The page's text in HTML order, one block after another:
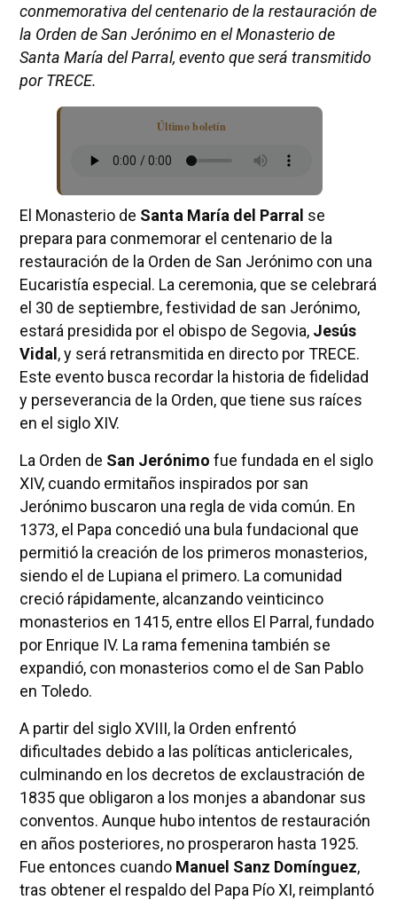
conmemorativa del centenario de la restauración de
la Orden de San Jerónimo en el Monasterio de
Santa María del Parral, evento que será transmitido
por TRECE.
Último boletín
El Monasterio de Santa María del Parral se
prepara para conmemorar el centenario de la
restauración de la Orden de San Jerónimo con una
Eucaristía especial. La ceremonia, que se celebrará
el 30 de septiembre, festividad de san Jerónimo,
estará presidida por el obispo de Segovia, Jesús
Vidal, y será retransmitida en directo por TRECE.
Este evento busca recordar la historia de fidelidad
y perseverancia de la Orden, que tiene sus raíces
en el siglo XIV.
La Orden de San Jerónimo fue fundada en el siglo
XIV, cuando ermitaños inspirados por san
Jerónimo buscaron una regla de vida común. En
1373, el Papa concedió una bula fundacional que
permitió la creación de los primeros monasterios,
siendo el de Lupiana el primero. La comunidad
creció rápidamente, alcanzando veinticinco
monasterios en 1415, entre ellos El Parral, fundado
por Enrique IV. La rama femenina también se
expandió, con monasterios como el de San Pablo
en Toledo.
A partir del siglo XVIII, la Orden enfrentó
dificultades debido a las políticas anticlericales,
culminando en los decretos de exclaustración de
1835 que obligaron a los monjes a abandonar sus
conventos. Aunque hubo intentos de restauración
en años posteriores, no prosperaron hasta 1925.
Fue entonces cuando Manuel Sanz Domínguez,
tras obtener el respaldo del Papa Pío XI, reimplantó